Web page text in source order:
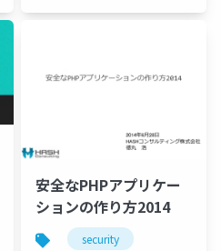
安全なPHPアプリケー
ションの作り方2014
security